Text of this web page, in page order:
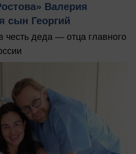
Валерия
сын Георгий
честь деда — отца главного